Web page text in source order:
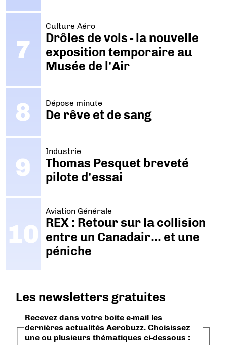
Culture Aéro
Drôles de vols - la nouvelle
exposition temporaire au
Musée de l'Air
Dépose minute
De rêve et de sang
Industrie
Thomas Pesquet breveté
pilote d'essai
Aviation Générale
REX : Retour sur la collision
entre un Canadair… et une
péniche
Les newsletters gratuites
Recevez dans votre boite e-mail les
dernières actualités Aerobuzz. Choisissez
une ou plusieurs thématiques ci-dessous :